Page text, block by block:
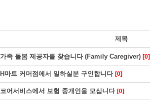
제목
가족 돌봄 제공자를 찾습니다 (Family Caregiver) [0]
H마트 커머점에서 일하실분 구인합니다 [0]
코어서비스에서 보험 중개인을 모십니다 [0]